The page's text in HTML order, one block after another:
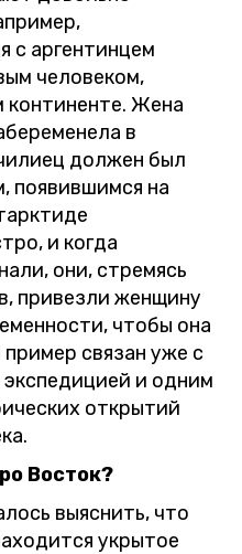
с аргентинцем
человеком,
Жена
в
должен был
появившимся на
и когда
они, стремясь
привезли женщину
чтобы она
связан уже с
и одним
открытий
Восток?
выяснить, что
укрытое